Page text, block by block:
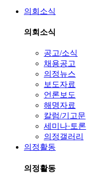
의회소식
의회소식
공고/소식
채용공고
의정뉴스
보도자료
언론보도
해명자료
칼럼/기고문
세미나·토론
의정갤러리
의정활동
의정활동